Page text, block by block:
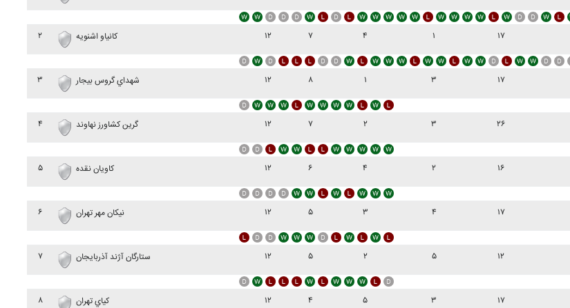
۲ کانياو اشنويه ۱۲ ۷ ۴ ۱ ۱۷
۳ شهداي گروس بيجار ۱۲ ۸ ۱ ۳ ۱۷
۴ گرين کشاورز نهاوند ۱۲ ۷ ۲ ۳ ۲۶
۵ کاويان نقده ۱۲ ۶ ۴ ۲ ۱۶
۶ نيکان مهر تهران ۱۲ ۵ ۳ ۴ ۱۷
۷ ستارگان آژند آذربايجان ۱۲ ۵ ۲ ۵ ۱۲
۸ کياي تهران ۱۲ ۴ ۵ ۳ ۱۷